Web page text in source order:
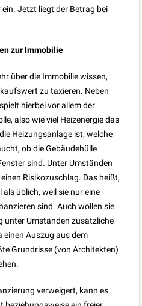
Jetzt liegt der Betrag bei
zur Immobilie
über die Immobilie wissen,
zu taxieren. Neben
hierbei vor allem der
also wie viel Heizenergie das
Heizungsanlage ist, welche
ob die Gebäudehülle
sind. Unter Umständen
Risikozuschlag. Das heißt,
üblich, weil sie nur eine
sind. Auch wollen sie
unter Umständen zusätzliche
einen Auszug aus dem
Grundrisse (von Architekten)
verweigert, kann es